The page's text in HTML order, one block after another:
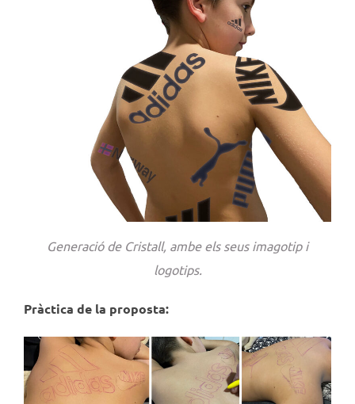
Generació de Cristall, ambe els seus imagotip i
logotips.
Pràctica de la proposta: